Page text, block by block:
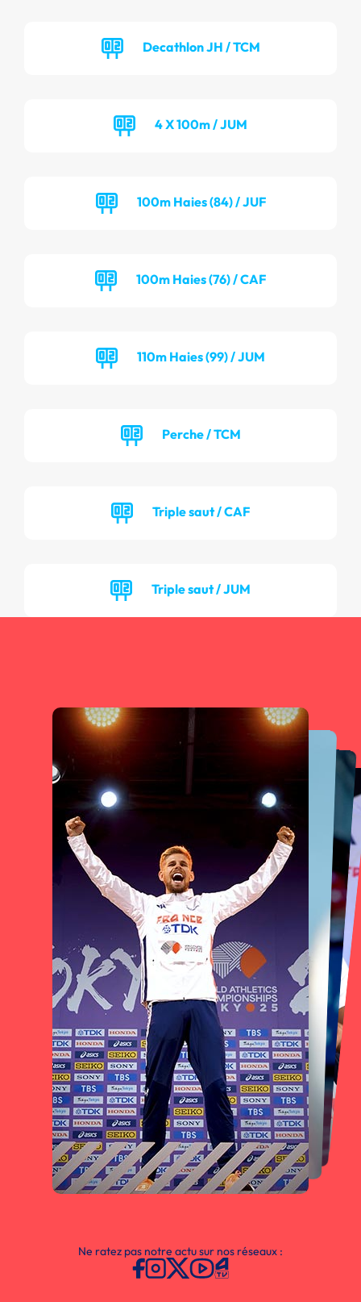
Decathlon JH / TCM
4 X 100m / JUM
100m Haies (84) / JUF
100m Haies (76) / CAF
110m Haies (99) / JUM
Perche / TCM
Triple saut / CAF
Triple saut / JUM
Ne ratez pas notre actu sur nos réseaux :